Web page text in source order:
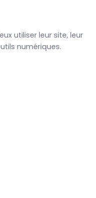
utiliser leur site, leur
numériques.